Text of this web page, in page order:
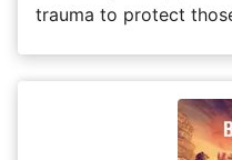
trauma to protect